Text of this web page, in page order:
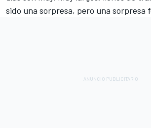
sido una sorpresa, pero una sorpresa